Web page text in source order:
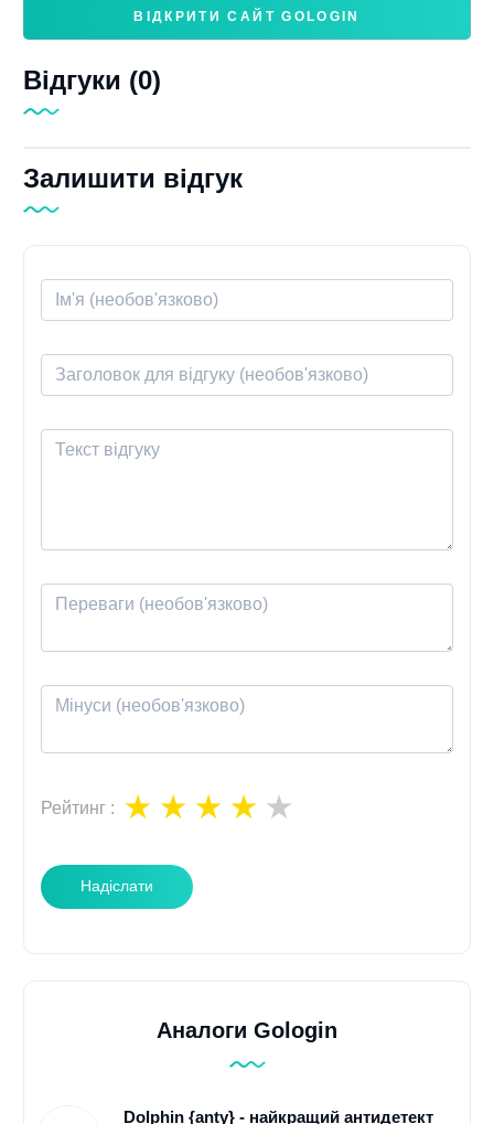
ВІДКРИТИ САЙТ GOLOGIN
Відгуки (0)
Залишити відгук
Рейтинг :
Надіслати
Аналоги Gologin
Dolphin {anty} - найкращий антидетект